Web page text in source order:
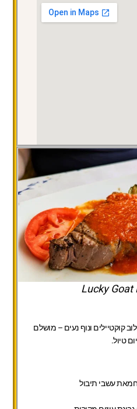
Lucky Goat
קוקטיילים ונוף נעים – מושלם
טיול.
עשבי תיבול